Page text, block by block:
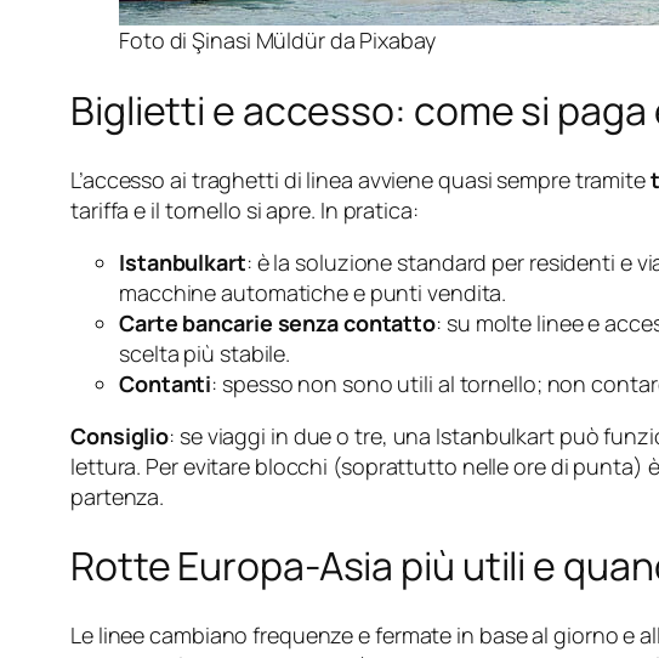
Foto di Şinasi Müldür da Pixabay
Biglietti e accesso: come si
L’accesso ai traghetti di linea avviene quasi sempre tramite
tariffa e il tornello si apre. In pratica:
Istanbulkart: è la soluzione standard per residenti e
macchine automatiche e punti vendita.
Carte bancarie senza contatto: su molte linee e
scelta più stabile.
Contanti: spesso non sono utili al tornello; non
Consiglio: se viaggi in due o tre, una Istanbulkart può
lettura. Per evitare blocchi (soprattutto nelle ore di punta)
partenza.
Rotte Europa-Asia più utili e
Le linee cambiano frequenze e fermate in base al giorno e